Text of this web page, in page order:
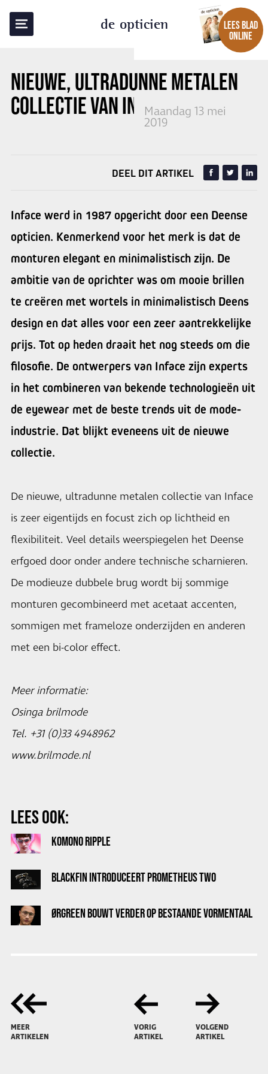
de opticien
LEES BLAD
ONLINE
NIEUWE, ULTRADUNNE METALEN
COLLECTIE VAN INFACEMaandag 13 mei
2019
TERUG NAAR OVERZICHT
DEEL DIT ARTIKEL
Inface werd in 1987 opgericht door een Deense
opticien. Kenmerkend voor het merk is dat de
monturen elegant en minimalistisch zijn. De
ambitie van de oprichter was om mooie brillen
te creëren met wortels in minimalistisch Deens
design en dat alles voor een zeer aantrekkelijke
prijs. Tot op heden draait het nog steeds om die
filosofie. De ontwerpers van Inface zijn experts
in het combineren van bekende technologieën uit
de eyewear met de beste trends uit de mode-
industrie. Dat blijkt eveneens uit de nieuwe
collectie.
De nieuwe, ultradunne metalen collectie van Inface
is zeer eigentijds en focust zich op lichtheid en
flexibiliteit. Veel details weerspiegelen het Deense
erfgoed door onder andere technische scharnieren.
De modieuze dubbele brug wordt bij sommige
monturen gecombineerd met acetaat accenten,
sommigen met frameloze onderzijden en anderen
met een bi-color effect.
Meer informatie:
Osinga brilmode
Tel. +31 (0)33 4948962
www.brilmode.nl
LEES OOK:
KOMONO RIPPLE
BLACKFIN INTRODUCEERT PROMETHEUS TWO
ØRGREEN BOUWT VERDER OP BESTAANDE VORMENTAAL
MEER
ARTIKELEN
VORIG
ARTIKEL
VOLGEND
ARTIKEL